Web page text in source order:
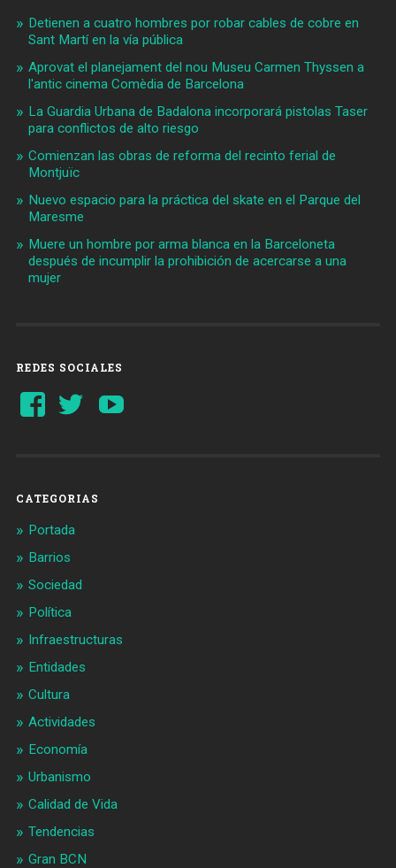
Detienen a cuatro hombres por robar cables de cobre en
Sant Martí en la vía pública
Aprovat el planejament del nou Museu Carmen Thyssen a
l'antic cinema Comèdia de Barcelona
La Guardia Urbana de Badalona incorporará pistolas Taser
para conflictos de alto riesgo
Comienzan las obras de reforma del recinto ferial de
Montjuïc
Nuevo espacio para la práctica del skate en el Parque del
Maresme
Muere un hombre por arma blanca en la Barceloneta
después de incumplir la prohibición de acercarse a una
mujer
REDES SOCIALES
Ver
perfil
Ver
perfil
CATEGORIAS
Portada
Barrios
Sociedad
Política
Infraestructuras
Entidades
Cultura
Actividades
Economía
Urbanismo
Calidad de Vida
Tendencias
Gran BCN